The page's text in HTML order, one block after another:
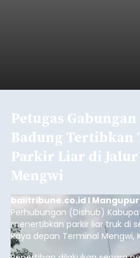
Petugas
Badung Tertibkan
Parkir Liar di
Mengwi
balitribune.co.id I
Perhubungan (Dishub)
menertibkan parkir liar truk di
Raya depan Terminal Mengwi,
Mengwi, Rabu (5/8/2026).